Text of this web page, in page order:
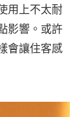
用上不太耐
影響。或許
會讓住客感